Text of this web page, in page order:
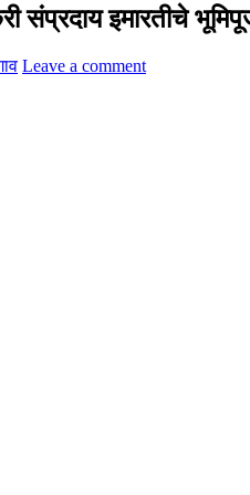
संप्रदाय इमारतीचे
Leave a comment